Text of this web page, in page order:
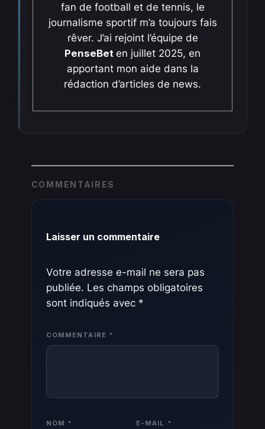
fan de football et de tennis, le
journalisme sportif m’a toujours fais
rêver. J’ai rejoint l’équipe de
PenseBet en juillet 2025, en
apportant mon aide dans la
rédaction d’articles de news.
COMMENTAIRES
Laisser un commentaire
Votre adresse e-mail ne sera pas
publiée. Les champs obligatoires
sont indiqués avec *
COMMENTAIRE *
NOM * E-MAIL *